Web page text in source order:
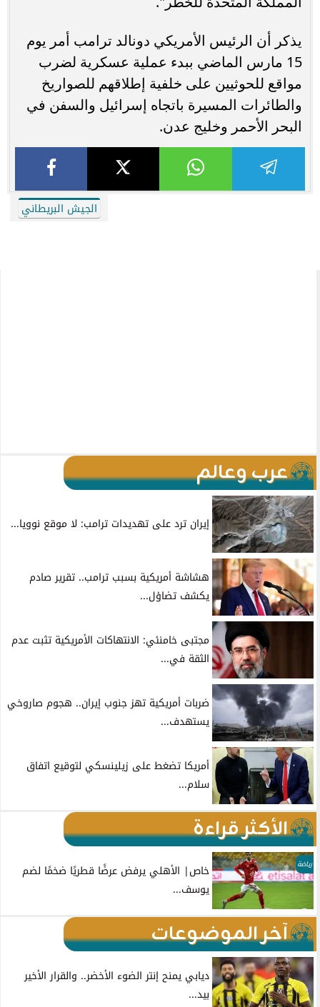
يذكر أن الرئيس الأمريكي دونالد ترامب أمر يوم
15 مارس الماضي ببدء عملية عسكرية لضرب
مواقع للحوثيين على خلفية إطلاقهم للصواريخ
والطائرات المسيرة باتجاه إسرائيل والسفن في
البحر الأحمر وخليج عدن.
الجيش البريطاني
عرب وعالم
إيران ترد على تهديدات ترامب: لا موقع نوويا...
هشاشة أمريكية بسبب ترامب.. تقرير صادم
يكشف تضاؤل...
مجتبى خامنئي: الانتهاكات الأمريكية تثبت عدم
الثقة في...
ضربات أمريكية تهز جنوب إيران.. هجوم صاروخي
يستهدف...
أمريكا تضغط على زيلينسكي لتوقيع اتفاق
سلام...
الأكثر قراءة
رياضة
خاص| الأهلي يرفض عرضًا قطريًا ضخمًا لضم
يوسف...
آخر الموضوعات
ديابي يمنح إنتر الضوء الأخضر.. والقرار الأخير
بيد...